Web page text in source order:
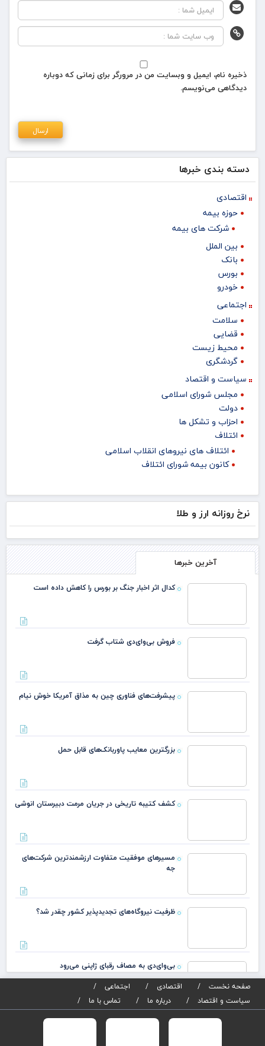
ذخیره نام، ایمیل و وبسایت من در مرورگر برای زمانی که دوباره
دیدگاهی می‌نویسم.
دسته بندی خبرها
اقتصادی
حوزه بیمه
شرکت های بیمه
بین الملل
بانک
بورس
خودرو
اجتماعی
سلامت
قضایی
محیط زیست
گردشگری
سیاست و اقتصاد
مجلس شورای اسلامی
دولت
احزاب و تشکل ها
ائتلاف
ائتلاف های نیروهای انقلاب اسلامی
کانون بیمه شورای ائتلاف
نرخ روزانه ارز و طلا
آخرین خبرها
کدال اثر اخبار جنگ بر بورس را کاهش داده است
فروش بی‌وای‌دی شتاب گرفت
پیشرفت‌های فناوری چین به مذاق آمریکا خوش نیام
بزرگترین معایب پاوربانک‌های قابل حمل
کشف کتیبه تاریخی در جریان مرمت دبیرستان انوشی
مسیرهای موفقیت متفاوت ارزشمندترین شرکت‌های
جه
ظرفیت نیروگاه‌های تجدیدپذیر کشور چقدر شد؟
بی‌وای‌دی به مصاف رقبای ژاپنی می‌رود
انتصاب معاونت اتکایی بیمه مرکزی جمهوری اسلامی
صفحه نخست اقتصادی
اجتماعی
سیاست و اقتصاد
درباره ما تماس با ما